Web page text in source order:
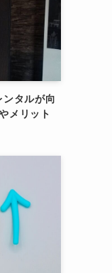
ンタルが向
メリット